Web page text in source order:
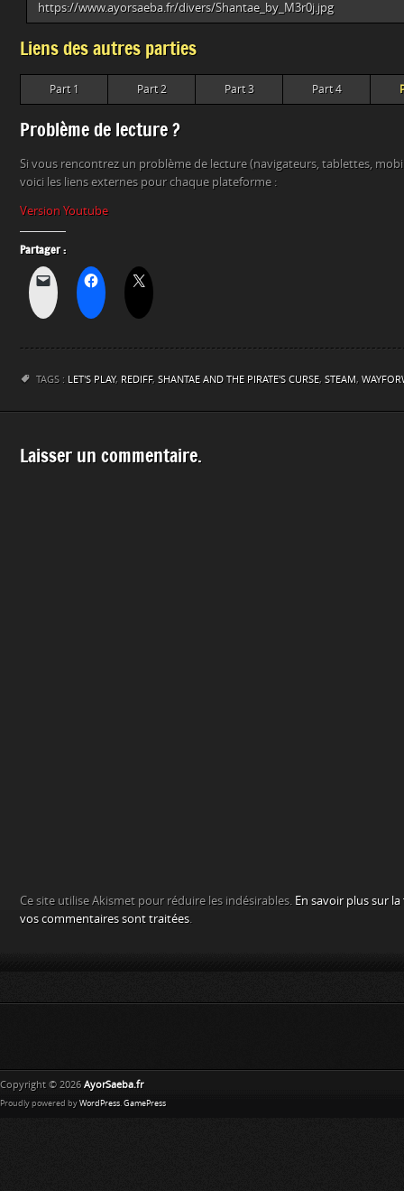
https://www.ayorsaeba.fr/divers/Shantae_by_M3r0j.jpg
Liens des autres parties
Part 1 Part 2 Part 3 Part 4
Problème de lecture ?
Si vous rencontrez un problème de lecture (navigateurs, tablettes,
voici les liens externes pour chaque plateforme :
Version Youtube
Partager :
TAGS : LET'S PLAY, REDIFF, SHANTAE AND THE PIRATE'S CURSE, STEAM,
Laisser un commentaire.
Ce site utilise Akismet pour réduire les indésirables. En savoir plus sur
vos commentaires sont traitées.
Copyright © 2026 AyorSaeba.fr
Proudly powered by WordPress. GamePress